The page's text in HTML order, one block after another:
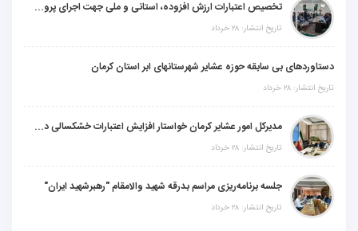
تخصیص اعتبارات ارزش افزوده، استانی و ملی جهت اجرای پروژه‌های عمرانی در شهرستان گنبکی
تاریخ انتشار: ۲۸ خرداد
دستاوردهای بی سابقه حوزه عشایر شهرستانهای ابر استان کرمان
تاریخ انتشار: ۲۸ خرداد
مدیرکل امور عشایر کرمان خواستار افزایش اعتبارات خشکسالی در سال جدید شد
تاریخ انتشار: ۲۸ خرداد
جلسه برنامه‌ریزی مراسم بدرقه شهید والامقام "رهبرشهید ایران"
تاریخ انتشار: ۲۸ خرداد